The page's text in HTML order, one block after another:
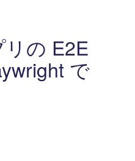
の E2E
で